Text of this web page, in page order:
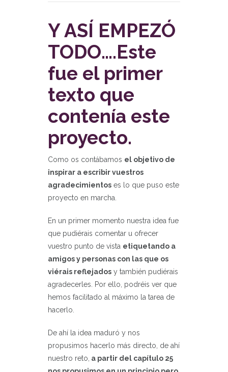
Y ASÍ EMPEZÓ
TODO….Este
fue el primer
texto que
contenía este
proyecto.
Como os contábamos el objetivo de
inspirar a escribir vuestros
agradecimientos es lo que puso este
proyecto en marcha.
En un primer momento nuestra idea fue
que pudiérais comentar u ofrecer
vuestro punto de vista etiquetando a
amigos y personas con las que os
viérais reflejados y también pudiérais
agradecerles. Por ello, podréis ver que
hemos facilitado al máximo la tarea de
hacerlo.
De ahí la idea maduró y nos
propusimos hacerlo más directo, de ahí
nuestro reto, a partir del capítulo 25